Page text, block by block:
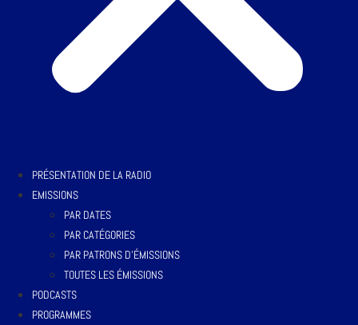
PRÉSENTATION DE LA RADIO
EMISSIONS
PAR DATES
PAR CATÉGORIES
PAR PATRONS D’ÉMISSIONS
TOUTES LES ÉMISSIONS
PODCASTS
PROGRAMMES